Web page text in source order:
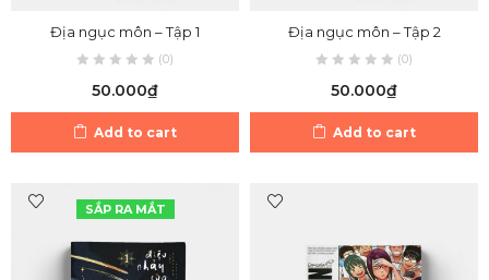
Địa ngục môn – Tập 1
(0)
50.000₫
Add to cart
Địa ngục môn – Tập 2
(0)
50.000₫
Add to cart
SẮP RA MẮT